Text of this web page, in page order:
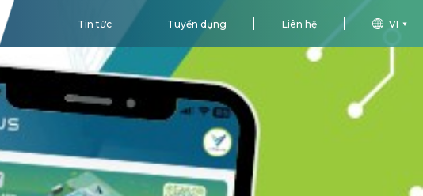
Tin tức Tuyển dụng Liên hệ VI